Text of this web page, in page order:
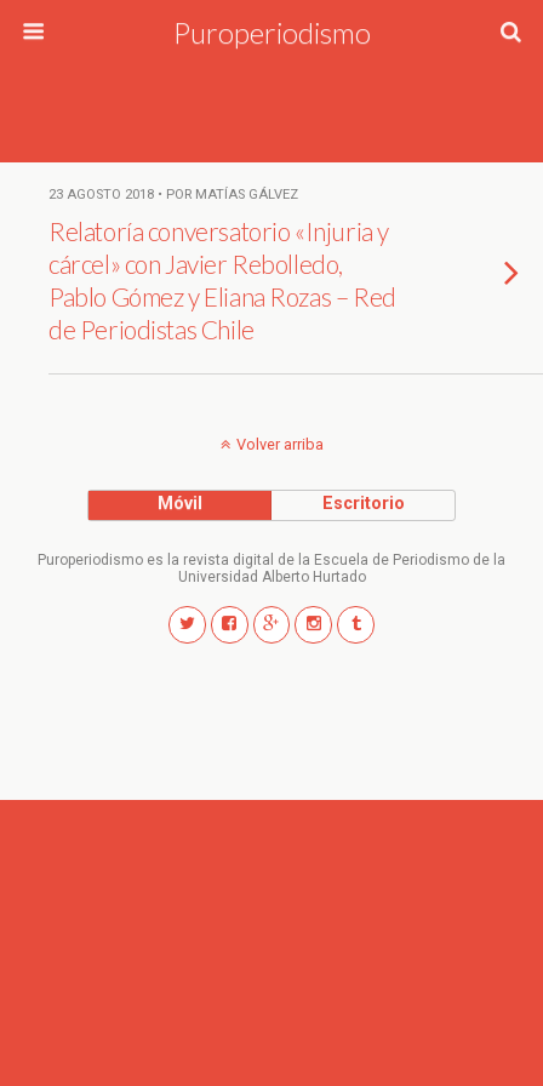
Puroperiodismo
23 AGOSTO 2018 • POR MATÍAS GÁLVEZ
Relatoría conversatorio «Injuria y
cárcel» con Javier Rebolledo,
Pablo Gómez y Eliana Rozas – Red
de Periodistas Chile
Volver arriba
Móvil Escritorio
Puroperiodismo es la revista digital de la Escuela de Periodismo de la
Universidad Alberto Hurtado